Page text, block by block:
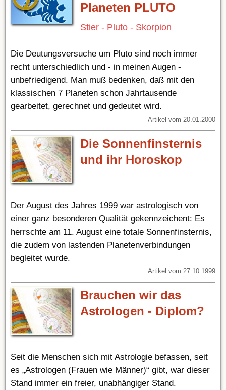
Planeten PLUTO
Stier - Pluto - Skorpion
Die Deutungsversuche um Pluto sind noch immer
recht unterschiedlich und - in meinen Augen -
unbefriedigend. Man muß bedenken, daß mit den
klassischen 7 Planeten schon Jahrtausende
gearbeitet, gerechnet und gedeutet wird.
Artikel vom 20.01.2000
Die Sonnenfinsternis
und ihr Horoskop
Der August des Jahres 1999 war astrologisch von
einer ganz besonderen Qualität gekennzeichent: Es
herrschte am 11. August eine totale Sonnenfinsternis,
die zudem von lastenden Planetenverbindungen
begleitet wurde.
Artikel vom 27.10.1999
Brauchen wir das
Astrologen - Diplom?
Seit die Menschen sich mit Astrologie befassen, seit
es „Astrologen (Frauen wie Männer)“ gibt, war dieser
Stand immer ein freier, unabhängiger Stand.